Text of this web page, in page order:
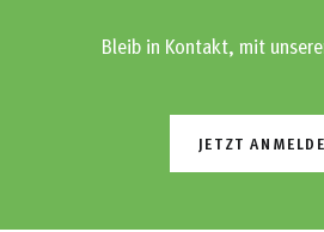
Bleib in Kontakt, mit
JETZT